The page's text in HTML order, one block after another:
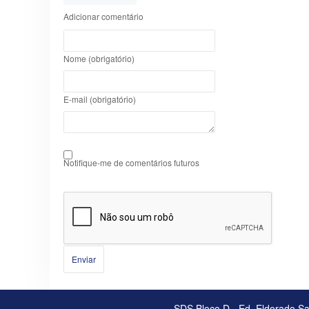
Adicionar comentário
Nome (obrigatório)
E-mail (obrigatório)
Notifique-me de comentários futuros
Enviar